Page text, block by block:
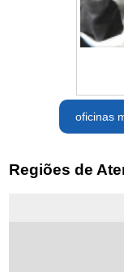
oficinas
Regiões de